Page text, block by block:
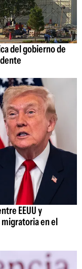
del gobierno de
EEUU y
migratoria en el